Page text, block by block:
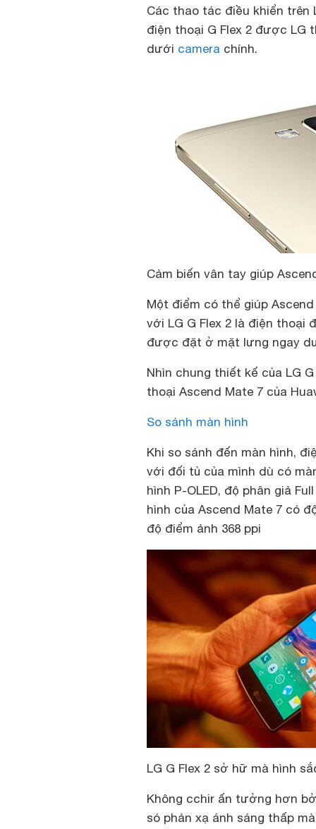
Các thao tác điều khiển trên
điện thoại G Flex 2 được
dưới camera chính.
Cảm biến vân tay giúp
Một điểm có thể giúp
với LG G Flex 2 là điện thoại
được đặt ở mặt lưng ngay
Nhìn chung thiết kế của LG
thoại Ascend Mate 7 của
So sánh màn hình
Khi so sánh đến màn hình,
với đối tủ của mình dù có
hình P-OLED, độ phân giả
hình của Ascend Mate 7 có
độ điểm ảnh 368 ppi
LG G Flex 2 sở hữ mà hình
Không cchir ấn tưởng hơn
só phản xạ ánh sáng thấp